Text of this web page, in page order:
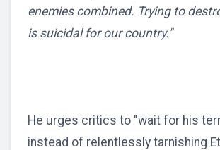
enemies combined. Trying to
is suicidal for our country."
He urges critics to "wait for his
instead of relentlessly tarnishing